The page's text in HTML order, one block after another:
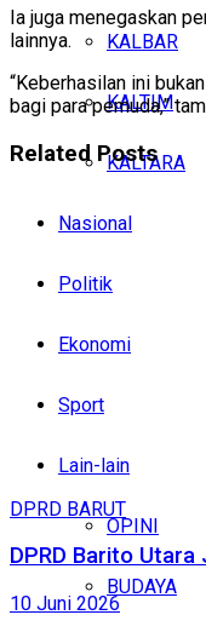
KALBAR
KALTIM
KALTARA
Nasional
Politik
Ekonomi
Sport
Lain-lain
OPINI
BUDAYA
Ia juga menegaskan
lainnya.
“Keberhasilan ini
bagi para pemuda,”
RelatedPosts
DPRD BARUT
DPRD Barito
10 Juni 2026